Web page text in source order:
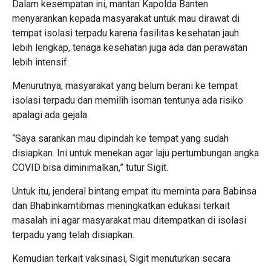
Dalam kesempatan ini, mantan Kapolda Banten
menyarankan kepada masyarakat untuk mau dirawat di
tempat isolasi terpadu karena fasilitas kesehatan jauh
lebih lengkap, tenaga kesehatan juga ada dan perawatan
lebih intensif.
Menurutnya, masyarakat yang belum berani ke tempat
isolasi terpadu dan memilih isoman tentunya ada risiko
apalagi ada gejala.
“Saya sarankan mau dipindah ke tempat yang sudah
disiapkan. Ini untuk menekan agar laju pertumbungan angka
COVID bisa diminimalkan,” tutur Sigit.
Untuk itu, jenderal bintang empat itu meminta para Babinsa
dan Bhabinkamtibmas meningkatkan edukasi terkait
masalah ini agar masyarakat mau ditempatkan di isolasi
terpadu yang telah disiapkan.
Kemudian terkait vaksinasi, Sigit menuturkan secara